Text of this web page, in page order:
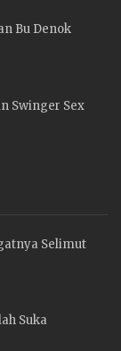
Bu Denok
Swinger Sex
Selimut
Suka